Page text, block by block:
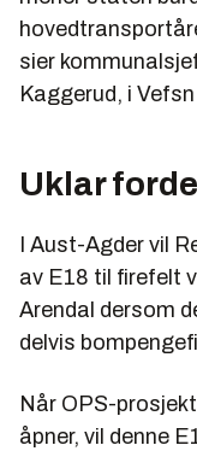
sier
Kaggerud, i
Uklar
I Aust-Agder vil
av E18 til firefelt
Arendal dersom
delvis
Når OPS-
åpner, vil denne